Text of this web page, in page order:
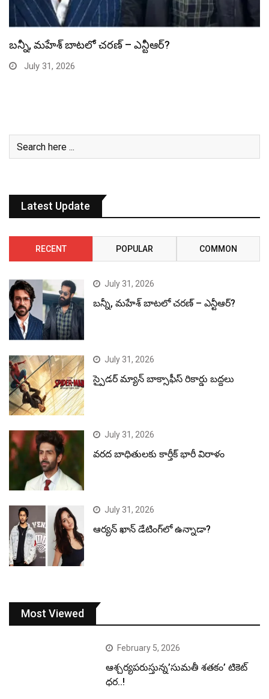
స్పైడర్ మ్యాన్ బాక్సాఫీస్ రికార్డు బద్దలు
July 31, 2026
Latest Update
RECENT POPULAR COMMON
July 31, 2026
బన్నీ, మహేశ్ బాటలో చరణ్ – ఎన్టీఆర్?
July 31, 2026
స్పైడర్ మ్యాన్ బాక్సాఫీస్ రికార్డు బద్దలు
July 31, 2026
వరద బాధితులకు కార్తీక్ భారీ విరాళం
July 31, 2026
ఆర్యన్ ఖాన్ డేటింగ్‌లో ఉన్నాడా?
Most Viewed
February 5, 2026
ఆశ్చర్యపరుస్తున్న’సుమతీ శతకం’ టికెట్
ధర..!